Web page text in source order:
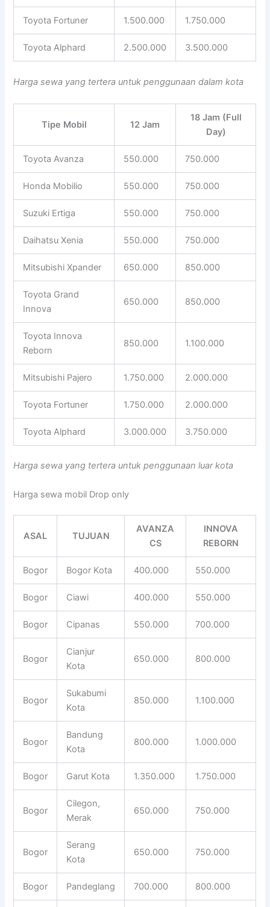
Toyota Fortuner 1.500.000 1.750.000
Toyota Alphard 2.500.000 3.500.000
Harga sewa yang tertera untuk penggunaan dalam kota
Tipe Mobil 12 Jam
18 Jam (Full
Day)
Toyota Avanza 550.000 750.000
Honda Mobilio 550.000 750.000
Suzuki Ertiga 550.000 750.000
Daihatsu Xenia 550.000 750.000
Mitsubishi Xpander 650.000 850.000
Toyota Grand
Innova
650.000 850.000
Toyota Innova
Reborn
850.000 1.100.000
Mitsubishi Pajero 1.750.000 2.000.000
Toyota Fortuner 1.750.000 2.000.000
Toyota Alphard 3.000.000 3.750.000
Harga sewa yang tertera untuk penggunaan luar kota
Harga sewa mobil Drop only
ASAL TUJUAN
AVANZA
CS
INNOVA
REBORN
Bogor Bogor Kota 400.000 550.000
Bogor Ciawi 400.000 550.000
Bogor Cipanas 550.000 700.000
Bogor
Cianjur
Kota
650.000 800.000
Bogor
Sukabumi
Kota
850.000 1.100.000
Bogor
Bandung
Kota
800.000 1.000.000
Bogor Garut Kota 1.350.000 1.750.000
Bogor
Cilegon,
Merak
650.000 750.000
Bogor
Serang
Kota
650.000 750.000
Bogor Pandeglang 700.000 800.000